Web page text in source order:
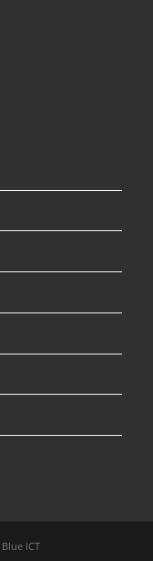
Blue ICT